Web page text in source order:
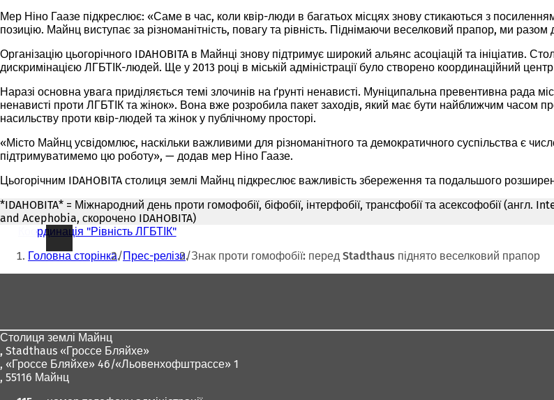
Мер Ніно Гаазе підкреслює: «Саме в час, коли квір-люди в багатьох місцях знову стикаються з
позицію. Майнц виступає за різноманітність, повагу та рівність. Піднімаючи веселковий прапор, ми разом
Організацію цьогорічного IDAHOBITA в Майнці знову підтримує широкий альянс асоціацій та ініціатив.
дискримінацією ЛГБТІК-людей. Ще у 2013 році в міській адміністрації було створено координаційний
Наразі основна увага приділяється темі злочинів на ґрунті ненависті. Муніципальна превентивна рада
ненависті проти ЛГБТІК та жінок». Вона вже розробила пакет заходів, який має бути найближчим часом
насильству проти квір-людей та жінок у публічному просторі.
«Місто Майнц усвідомлює, наскільки важливими для різноманітного та демократичного суспільства є
підтримуватимемо цю роботу», — додав мер Ніно Гаазе.
Цьогорічним IDAHOBITA столиця землі Майнц підкреслює важливість збереження та подальшого
*IDAHOBITA* = Міжнародний день проти гомофобії, біфобії, інтерфобії, трансфобії та асексофобії
and Acephobia, скорочено IDAHOBITA)
Координація "Рівність ЛГБТІК"
Ти
тут:
Головна сторінка Прес-релізи Знак проти гомофобії: перед Stadthaus піднято веселковий прапор
Столиця землі Майнц
, Stadthaus «Гроссе Бляйхе»
, «Гроссе Бляйхе» 46/«Льовенхофштрассе» 1
, 55116 Майнц